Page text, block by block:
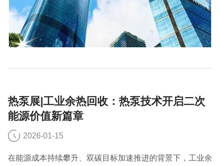
热泵展|工业余热回收：热泵技术开启二次
能源价值新篇章
2026-01-15
在能源成本持续攀升、双碳目标加速推进的背景下，工业余